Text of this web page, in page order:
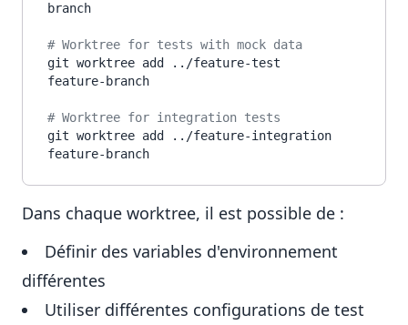
branch
# Worktree for tests with mock data
git worktree add ../feature-test
feature-branch
# Worktree for integration tests
git worktree add ../feature-integration
Dans chaque worktree, il est possible de :
Définir des variables d'environnement
différentes
Utiliser différentes configurations de test